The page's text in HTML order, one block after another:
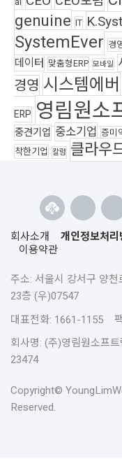
genuine IT
SystemEver 경
데이터 맞춤형ERP 모바일
경영 시스템에버
ERP 영림원소
중견기업 중소기업 증미
착한기업 칼럼 클라우
회사소개 개인정보처리
이용약관
주소: 서울시 강서구 양
23층 (우)07547
대표전화: 1661-1155
회사명: (주)영림원소
23474
Copyright©
Reserved.